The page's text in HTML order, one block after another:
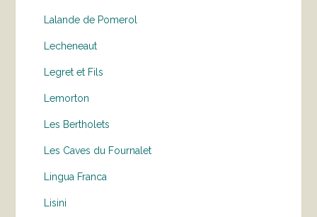
Lalande de Pomerol
Lecheneaut
Legret et Fils
Lemorton
Les Bertholets
Les Caves du Fournalet
Lingua Franca
Lisini